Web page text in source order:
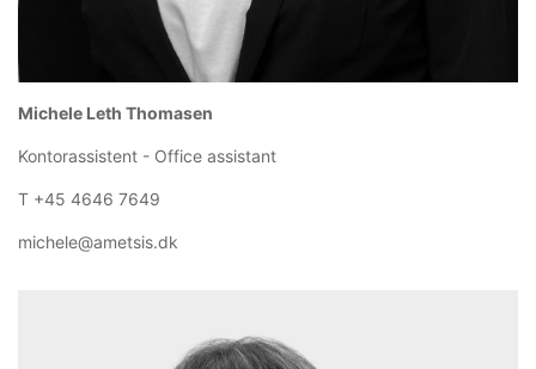
Michele Leth Thomasen
Kontorassistent - Office assistant
T +45 4646 7649
michele@ametsis.dk